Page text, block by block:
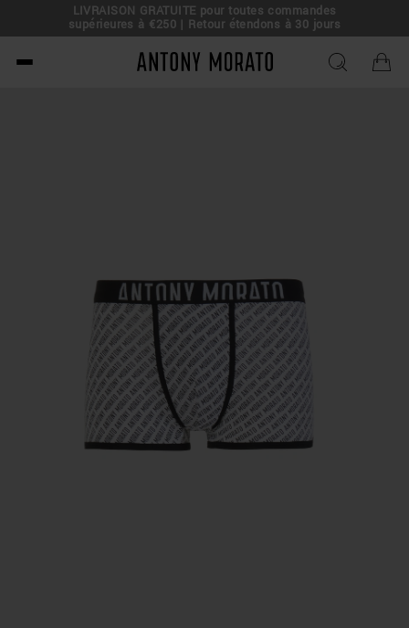
LIVRAISON GRATUITE pour toutes commandes
supérieures à €250 | Retour étendons à 30 jours
Antony Morato - Official